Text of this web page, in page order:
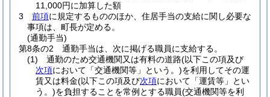
11,000円に加算した額
3
前項に規定するもののほか、住居手当の支給に関し必要な
事項は、町長が定める。
(通勤手当)
第8条の2
通勤手当は、次に掲げる職員に支給する。
(1)
通勤のため交通機関又は有料の道路(以下この項及び
次項において「交通機関等」という。)を利用してその運
賃又は料金(以下この項及び次項において「運賃等」とい
う。)を負担することを常例とする職員(交通機関等を利